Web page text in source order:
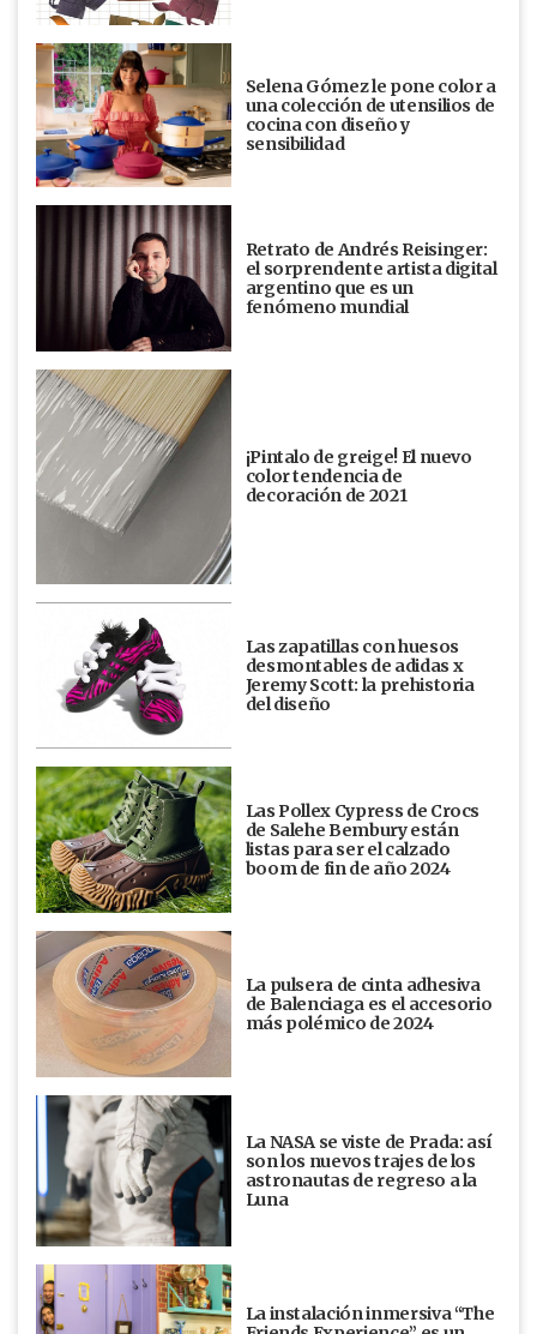
Selena Gómez le pone color a
una colección de utensilios de
cocina con diseño y
sensibilidad
Retrato de Andrés Reisinger:
el sorprendente artista digital
argentino que es un
fenómeno mundial
¡Pintalo de greige! El nuevo
color tendencia de
decoración de 2021
Las zapatillas con huesos
desmontables de adidas x
Jeremy Scott: la prehistoria
del diseño
Las Pollex Cypress de Crocs
de Salehe Bembury están
listas para ser el calzado
boom de fin de año 2024
La pulsera de cinta adhesiva
de Balenciaga es el accesorio
más polémico de 2024
La NASA se viste de Prada: así
son los nuevos trajes de los
astronautas de regreso a la
Luna
La instalación inmersiva “The